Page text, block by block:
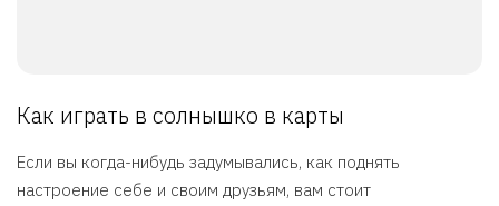
Как играть в солнышко в карты
Если вы когда-нибудь задумывались, как поднять
настроение себе и своим друзьям, вам стоит